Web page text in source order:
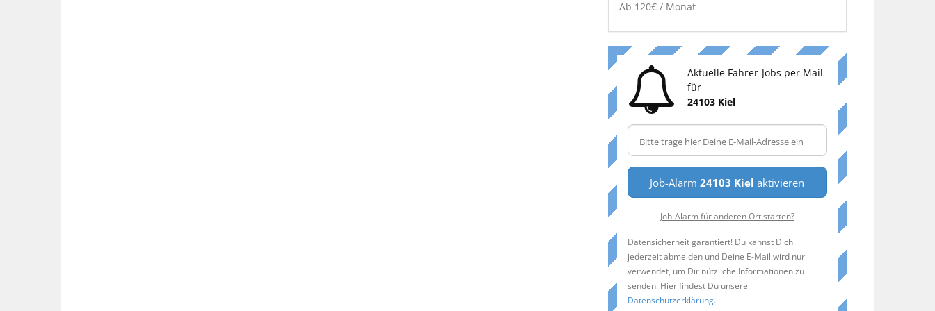
Ab 120€ / Monat
Aktuelle Fahrer-Jobs per Mail
für
24103 Kiel
Job-Alarm24103 Kiel aktivieren
Job-Alarm für anderen Ort starten?
Datensicherheit garantiert! Du kannst Dich
jederzeit abmelden und Deine E-Mail wird nur
verwendet, um Dir nützliche Informationen zu
senden. Hier findest Du unsere
Datenschutzerklärung.